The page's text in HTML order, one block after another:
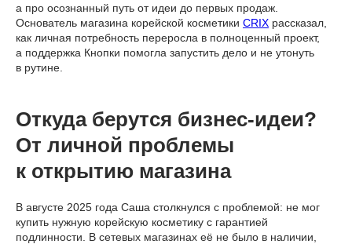
а про осознанный путь от идеи до первых продаж.
Основатель магазина корейской косметики CRIX рассказал,
как личная потребность переросла в полноценный проект,
а поддержка Кнопки помогла запустить дело и не утонуть
в рутине.
Откуда берутся бизнес-идеи?
От личной проблемы
к открытию магазина
В августе 2025 года Саша столкнулся с проблемой: не мог
купить нужную корейскую косметику с гарантией
подлинности. В сетевых магазинах её не было в наличии,